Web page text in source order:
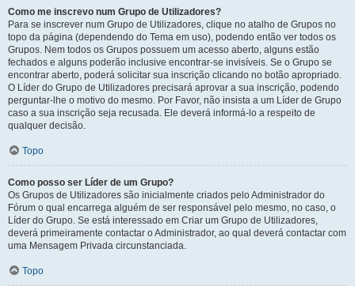
Como me inscrevo num Grupo de Utilizadores?
Para se inscrever num Grupo de Utilizadores, clique no atalho de Grupos no
topo da página (dependendo do Tema em uso), podendo então ver todos os
Grupos. Nem todos os Grupos possuem um acesso aberto, alguns estão
fechados e alguns poderão inclusive encontrar-se invisíveis. Se o Grupo se
encontrar aberto, poderá solicitar sua inscrição clicando no botão apropriado.
O Líder do Grupo de Utilizadores precisará aprovar a sua inscrição, podendo
perguntar-lhe o motivo do mesmo. Por Favor, não insista a um Líder de Grupo
caso a sua inscrição seja recusada. Ele deverá informá-lo a respeito de
qualquer decisão.
Topo
Como posso ser Líder de um Grupo?
Os Grupos de Utilizadores são inicialmente criados pelo Administrador do
Fórum o qual encarrega alguém de ser responsável pelo mesmo, no caso, o
Líder do Grupo. Se está interessado em Criar um Grupo de Utilizadores,
deverá primeiramente contactar o Administrador, ao qual deverá contactar com
uma Mensagem Privada circunstanciada.
Topo